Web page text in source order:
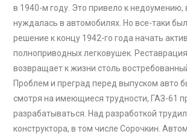
в 1940-м году. Это привело к недоумению,
нуждалась в автомобилях. Но все-таки
решение к концу 1942-го года начать
полноприводных легковушек.
возвращает к жизни столь
Проблем и преград перед выпуском авто
смотря на имеющиеся трудности, ГАЗ-61
разрабатываться. Над разработкой
конструктора, в том числе Сорочкин.